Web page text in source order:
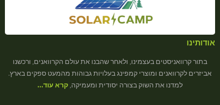
אודותינו
בתור קרוואניסטים בעצמינו, ולאחר שהבנו את עולם הקרוואנים, ורכשנו
אביזרים לקרוואנים ומוצרי קמפינג בעלויות גבוהות מהמעט ספקים בארץ.
למדנו את השוק בצורה יסודית ומעמיקה, קרא עוד…